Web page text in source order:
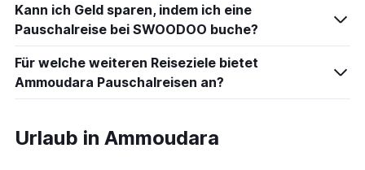
Kann ich Geld sparen, indem ich eine
Pauschalreise bei SWOODOO buche?
Für welche weiteren Reiseziele bietet
Ammoudara Pauschalreisen an?
Urlaub in Ammoudara